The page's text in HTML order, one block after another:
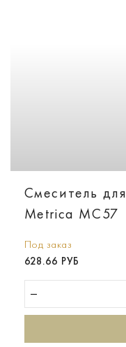
Смеситель
Metrica MC57
Под заказ
628.66 РУБ